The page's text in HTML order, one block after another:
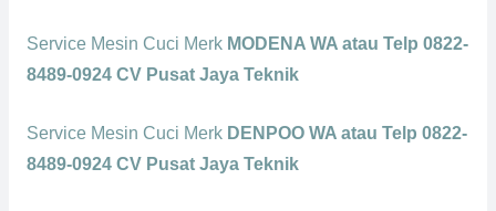
Service Mesin Cuci Merk MODENA WA atau Telp 0822-
8489-0924 CV Pusat Jaya Teknik
Service Mesin Cuci Merk DENPOO WA atau Telp 0822-
8489-0924 CV Pusat Jaya Teknik